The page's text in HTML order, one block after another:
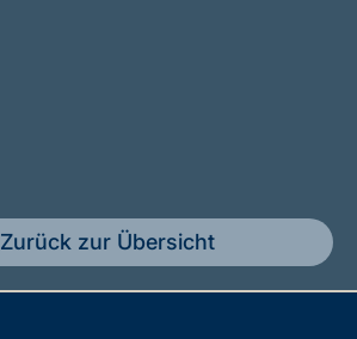
Zurück zur Übersicht